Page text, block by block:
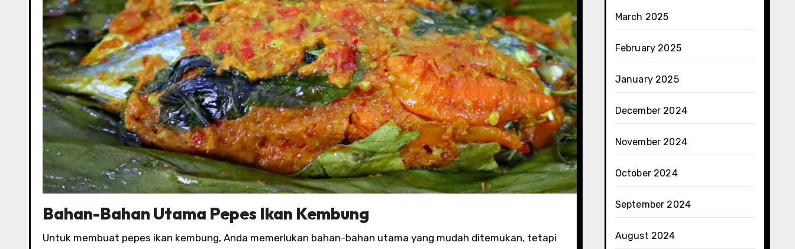
Bahan-Bahan Utama Pepes Ikan Kembung
Untuk membuat pepes ikan kembung, Anda memerlukan bahan-bahan utama yang mudah ditemukan, tetapi
March 2025
February 2025
January 2025
December 2024
November 2024
October 2024
September 2024
August 2024